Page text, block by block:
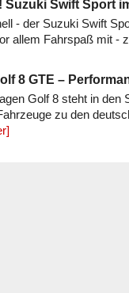
Suzuki Swift Sport
- der Suzuki Swift
allem Fahrspaß mit -
8 GTE –
Golf 8 steht in den
zu den